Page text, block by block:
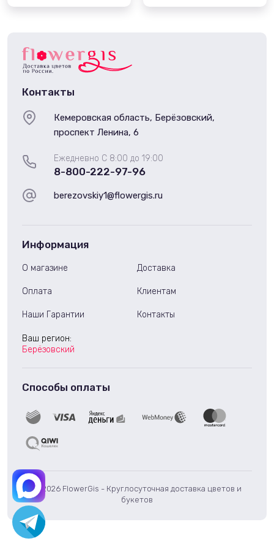
© 2026 FlowerGis - Круглосуточная доставка цветов и
букетов
Контакты
Ежедневно С 8:00 до 19:00
8-800-222-97-96
Кемеровская область, Берёзовский,
проспект Ленина, 6
berezovskiy1@flowergis.ru
Информация
О магазине Доставка
Оплата Клиентам
Наши Гарантии Контакты
Ваш регион:
Берёзовский
Способы оплаты